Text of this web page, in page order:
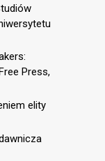
Press,
elity